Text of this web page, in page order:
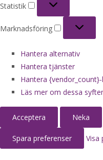
Statistik
Marknadsföring
Hantera alternativ
Hantera tjänster
Hantera
Läs mer om dessa
Acceptera Neka
Spara preferenser Visa